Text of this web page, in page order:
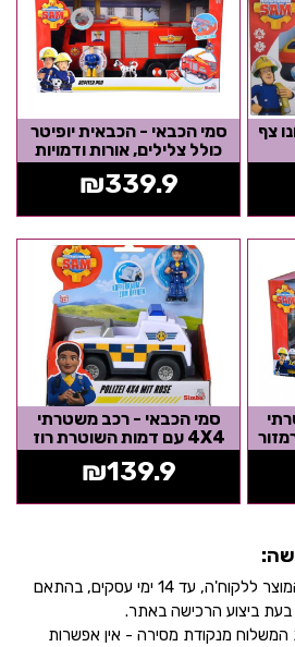
צף
סמי הכבאי - הכבאית יופיטר
כולל צלילים, אורות ודמויות
₪339.9
סמי הכבאי - רכב משטרתי
4X4 עם דמות השוטרת רוז
₪139.9
1. החברה תדאג לאספקת המוצר ללקוח'ה, עד 14 ימי עסקים, בהתאם
ביצוע הרכישה באתר.
המשלוח מנקודת מסירה - אין אפשרות